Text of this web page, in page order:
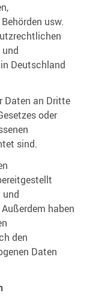
usw.
Deutschland
Daten an Dritte
oder
sind.
und
haben
den
Daten